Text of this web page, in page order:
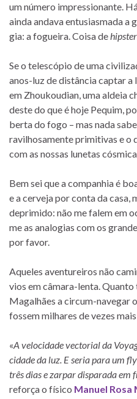
um nú­mero im­pres­si­o­nante.
ainda an­dava en­tu­si­as­mada
gia: a fo­gueira. Coisa de
Se o te­les­có­pio de uma
anos-luz de dis­tân­cia cap­tar a
em Zhoukoudian, uma al­deia
deste do que é hoje Pequim,
berta do fogo – mas nada
ra­vi­lho­sa­mente pri­mi­ti­vas e o
com as nos­sas lu­ne­tas
Bem sei que a com­pa­nhia é
e a cer­veja por conta da casa,
de­pri­mido: não me fa­lem em
me as ana­lo­gias com os
por favor.
Aqueles aven­tu­rei­ros não
vios em câmara-lenta.
Magalhães a circum-navegar
fos­sem mi­lha­res de ve­zes
«A ve­lo­ci­dade vec­to­rial da
ci­dade da luz. E se­ria para um
três dias e zar­par dis­pa­rada em
re­força o fí­sico Manuel Rosa